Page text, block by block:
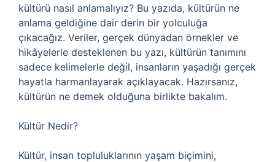
kültürü nasıl anlamalıyız? Bu yazıda, kültürün ne
anlama geldiğine dair derin bir yolculuğa
çıkacağız. Veriler, gerçek dünyadan örnekler ve
hikâyelerle desteklenen bu yazı, kültürün tanımını
sadece kelimelerle değil, insanların yaşadığı gerçek
hayatla harmanlayarak açıklayacak. Hazırsanız,
kültürün ne demek olduğuna birlikte bakalım.
Kültür Nedir?
Kültür, insan topluluklarının yaşam biçimini,